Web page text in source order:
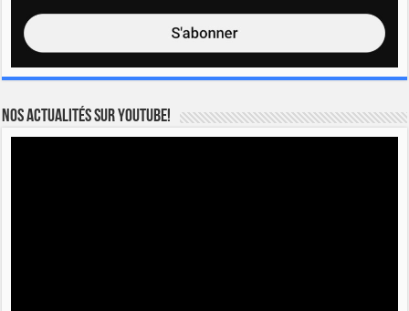
Nos actualités sur YOUTUBE!